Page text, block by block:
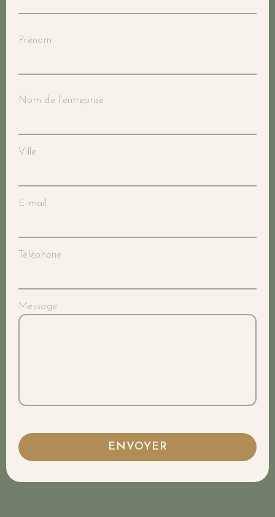
Prénom
Nom de l'entreprise
Ville
E-mail
Téléphone
Message